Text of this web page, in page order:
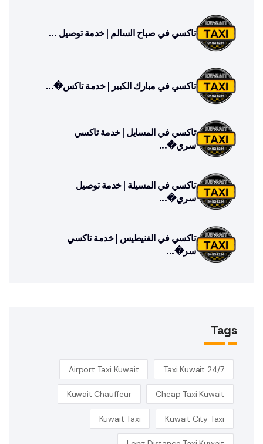
تاكسي في صباح السالم | خدمة توصيل ...
تاكسي في مبارك الكبير | خدمة تاكس�...
تاكسي في المسايل | خدمة تاكسي
سري�...
تاكسي في المسيلة | خدمة توصيل
سري�...
تاكسي في الفنيطيس | خدمة تاكسي
سر�...
Tags
24/7 Taxi Kuwait
Airport Taxi Kuwait
Cheap Taxi Kuwait
Kuwait Chauffeur
Kuwait City Taxi
Kuwait Taxi